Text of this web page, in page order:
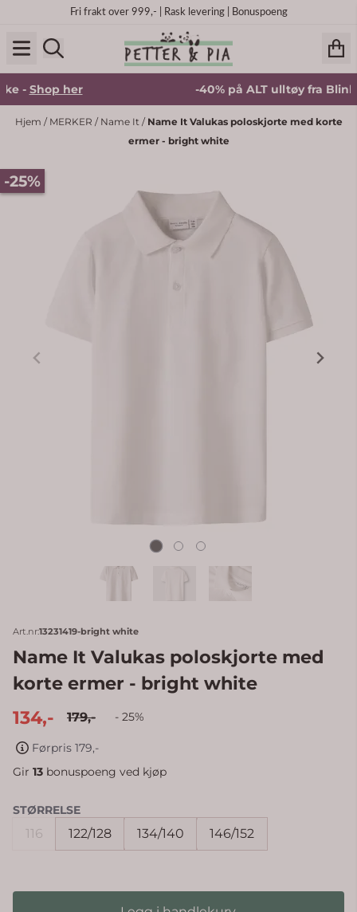
Hopp til innholdFri frakt over 999,- | Rask levering | Bonuspoeng
-Shop her -40% på ALT ulltøy fra Blinke
Hjem / MERKER / Name It / Name It Valukas poloskjorte med korte
ermer - bright white
-25%
Art.nr:13231419-bright white
Name It Valukas poloskjorte med
korte ermer - bright white
134,-
179,- - 25%
Førpris 179,-
Gir 13 bonuspoeng ved kjøp
STØRRELSE
116 122/128 134/140 146/152